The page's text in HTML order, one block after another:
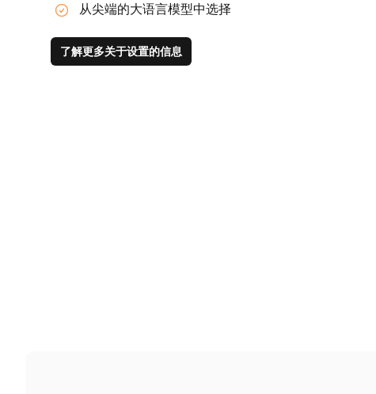
从尖端的大语言模型中选择
了解更多关于设置的信息